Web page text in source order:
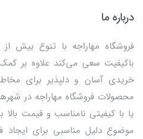
درباره ما
باکیفیت سعی می‌کند علاوه بر
خریدی آسان و دلپذیر برای
محصولات فروشگاه مهاراجه در
یا با کیفیتی نامناسب و قیمت
موضوع دلیل مناسبی برای ایجاد